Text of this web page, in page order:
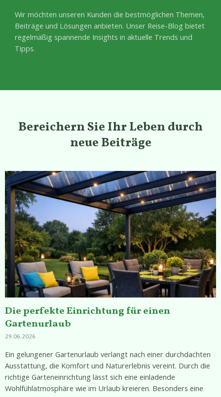
Wir möchten unseren Kunden die bestmöglichen Themen,
Beiträge und Lösungen anbieten. Unser Reise-Blog bietet
regelmäßig spannende Insights in aktuelle Trends und
Tipps.
Bereichern Sie Ihr Leben durch
neue Beiträge
Die perfekte Einrichtung für einen
Gartenurlaub
29.06.2026
Ein gelungener Gartenurlaub verlangt nach einer durchdachten
Ausstattung, die Komfort und Naturerlebnis vereint. Durch die
richtige Garteneinrichtung lässt sich eine einladende
Wohlfühlatmosphäre wie im Urlaub kreieren. Besonders eine